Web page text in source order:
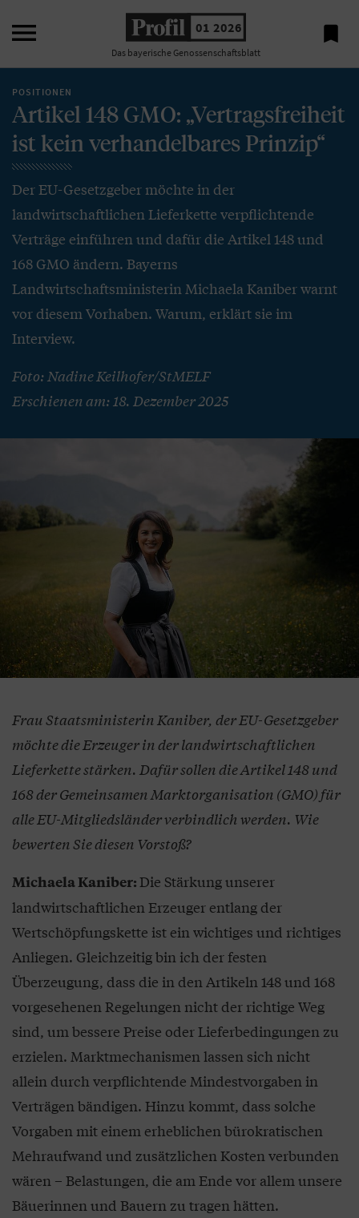
 01 2026
Das bayerische Genossenschaftsblatt

POSITIONEN
Artikel 148 GMO: „Vertragsfreiheit
ist kein verhandelbares Prinzip“
Der EU-Gesetzgeber möchte in der
landwirtschaftlichen Lieferkette verpflichtende
Verträge einführen und dafür die Artikel 148 und
168 GMO ändern. Bayerns
Landwirtschaftsministerin Michaela Kaniber warnt
vor diesem Vorhaben. Warum, erklärt sie im
Interview.
Foto: Nadine Keilhofer/StMELF
Erschienen am: 18. Dezember 2025
Frau Staatsministerin Kaniber, der EU-Gesetzgeber
möchte die Erzeuger in der landwirtschaftlichen
Lieferkette stärken. Dafür sollen die Artikel 148 und
168 der Gemeinsamen Marktorganisation (GMO) für
alle EU-Mitgliedsländer verbindlich werden. Wie
bewerten Sie diesen Vorstoß?
Michaela Kaniber:Die Stärkung unserer
landwirtschaftlichen Erzeuger entlang der
Wertschöpfungskette ist ein wichtiges und richtiges
Anliegen. Gleichzeitig bin ich der festen
Überzeugung, dass die in den Artikeln 148 und 168
vorgesehenen Regelungen nicht der richtige Weg
sind, um bessere Preise oder Lieferbedingungen zu
erzielen. Marktmechanismen lassen sich nicht
allein durch verpflichtende Mindestvorgaben in
Verträgen bändigen. Hinzu kommt, dass solche
Vorgaben mit einem erheblichen bürokratischen
Mehraufwand und zusätzlichen Kosten verbunden
wären – Belastungen, die am Ende vor allem unsere
Bäuerinnen und Bauern zu tragen hätten.